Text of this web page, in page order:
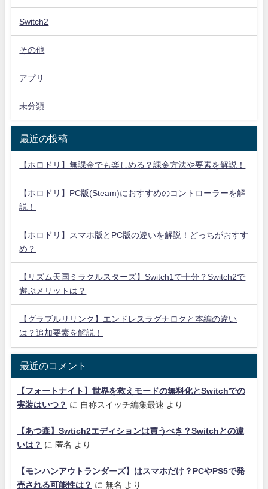
Switch2
その他
アプリ
未分類
最近の投稿
【ホロドリ】無課金でも楽しめる？課金方法や要素を解説！
【ホロドリ】PC版(Steam)におすすめのコントローラーを解
説！
【ホロドリ】スマホ版とPC版の違いを解説！どっちがおすす
め？
【リズム天国ミラクルスターズ】Switch1で十分？Switch2で
遊ぶメリットは？
【グラブルリリンク】エンドレスラグナロクと本編の違い
は？追加要素を解説！
最近のコメント
【フォートナイト】世界を救えモードの無料化とSwitchでの
実装はいつ？ に 自称スイッチ編集最速 より
【あつ森】Swtich2エディションは買うべき？Switchとの違
いは？ に 匿名 より
【モンハンアウトランダーズ】はスマホだけ？PCやPS5で発
売される可能性は？ に 無名 より